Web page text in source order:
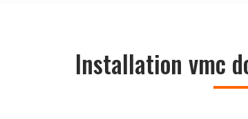
Installation vmc